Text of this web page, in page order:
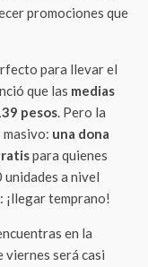
promociones que
para llevar el
que las medias
pesos. Pero la
una dona
para quienes
a nivel
¡llegar temprano!
en la
viernes será casi